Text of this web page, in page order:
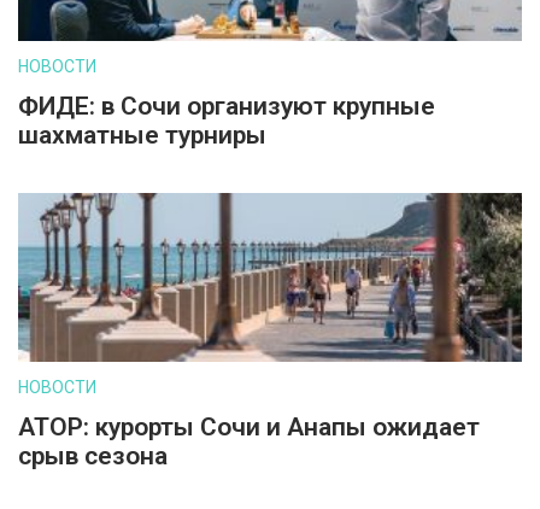
НОВОСТИ
ФИДЕ: в Сочи организуют крупные
шахматные турниры
НОВОСТИ
АТОР: курорты Сочи и Анапы ожидает
срыв сезона